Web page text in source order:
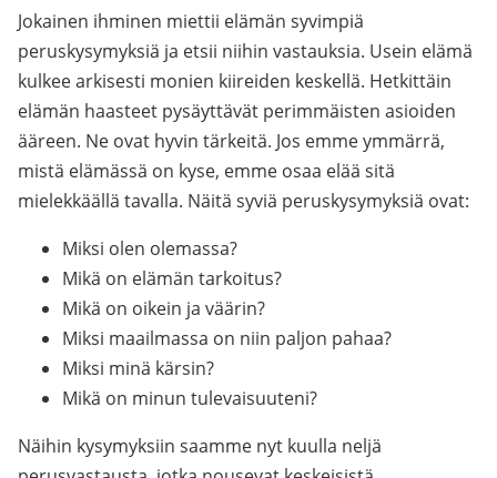
Jokainen ihminen miettii elämän syvimpiä
peruskysymyksiä ja etsii niihin vastauksia. Usein elämä
kulkee arkisesti monien kiireiden keskellä. Hetkittäin
elämän haasteet pysäyttävät perimmäisten asioiden
ääreen. Ne ovat hyvin tärkeitä. Jos emme ymmärrä,
mistä elämässä on kyse, emme osaa elää sitä
mielekkäällä tavalla. Näitä syviä peruskysymyksiä ovat:
Miksi olen olemassa?
Mikä on elämän tarkoitus?
Mikä on oikein ja väärin?
Miksi maailmassa on niin paljon pahaa?
Miksi minä kärsin?
Mikä on minun tulevaisuuteni?
Näihin kysymyksiin saamme nyt kuulla neljä